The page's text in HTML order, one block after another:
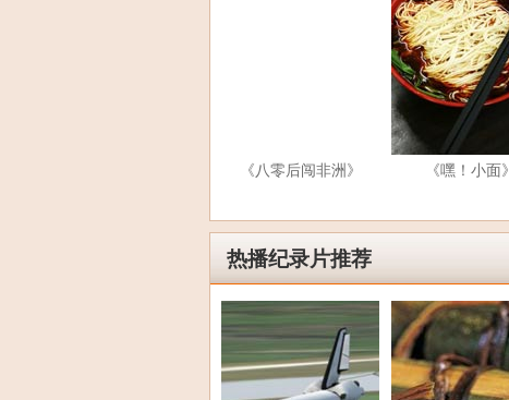
《八零后闯非洲》 《嘿！小面》
热播纪录片推荐